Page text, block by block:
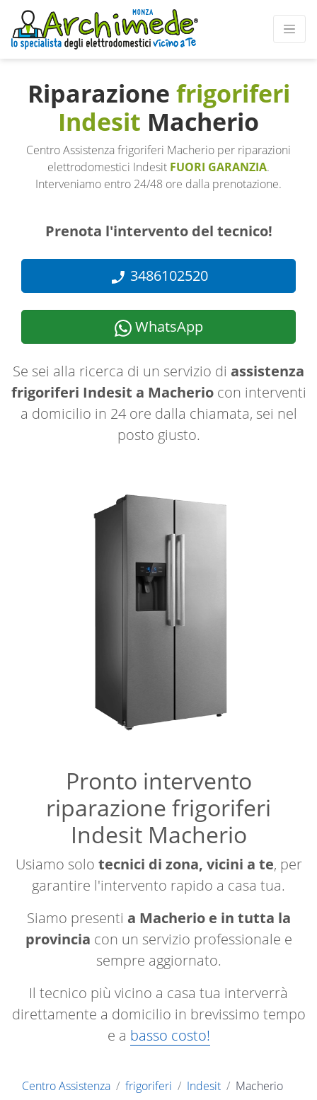
Riparazione frigoriferi
Indesit Macherio
Centro Assistenza frigoriferi Macherio per riparazioni
elettrodomestici Indesit FUORI GARANZIA.
Interveniamo entro 24/48 ore dalla prenotazione.
Prenota l'intervento del tecnico!
3486102520
WhatsApp
Se sei alla ricerca di un servizio di assistenza
frigoriferi Indesit a Macheriocon interventi
a domicilio in 24 ore dalla chiamata, sei nel
posto giusto.
Pronto intervento
riparazione frigoriferi
Indesit Macherio
Usiamo solo tecnici di zona, vicini a te, per
garantire l'intervento rapido a casa tua.
Siamo presenti a Macherio e in tutta la
provincia con un servizio professionale e
sempre aggiornato.
Il tecnico più vicino a casa tua interverrà
direttamente a domicilio in brevissimo tempo
e a basso costo!
Centro Assistenza frigoriferi Indesit Macherio